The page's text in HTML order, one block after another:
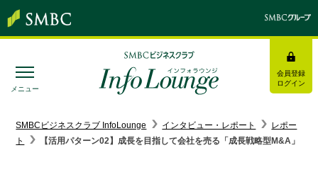
メニュー
会員登録
ログイン
みんなの研修
SMBCビジネスクラブ InfoLounge インタビュー・レポート
レポー
ト
【活用パターン02】成長を目指して会社を売る「成長戦略型M&A」